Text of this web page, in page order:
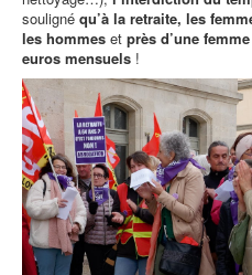
souligné qu’à la retraite, les
les hommes et près d’une
euros mensuels !